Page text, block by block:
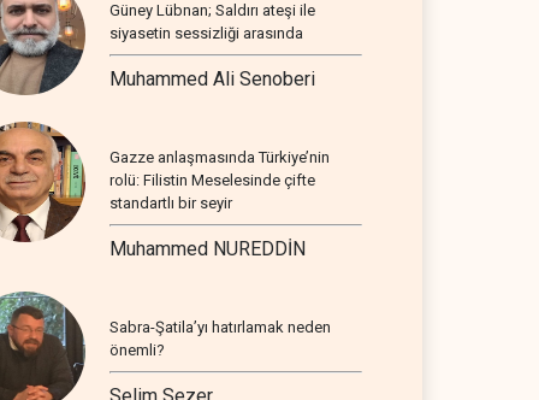
Güney Lübnan; Saldırı ateşi ile
siyasetin sessizliği arasında
Muhammed Ali Senoberi
Gazze anlaşmasında Türkiye’nin
rolü: Filistin Meselesinde çifte
standartlı bir seyir
Muhammed NUREDDİN
Sabra-Şatila’yı hatırlamak neden
önemli?